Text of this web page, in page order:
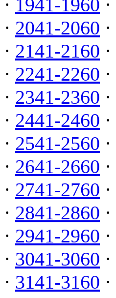
· 1941-1960 ·
· 2041-2060 ·
· 2141-2160 ·
· 2241-2260 ·
· 2341-2360 ·
· 2441-2460 ·
· 2541-2560 ·
· 2641-2660 ·
· 2741-2760 ·
· 2841-2860 ·
· 2941-2960 ·
· 3041-3060 ·
· 3141-3160 ·